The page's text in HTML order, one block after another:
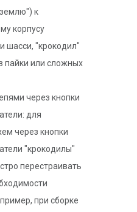
к
корпусу
шасси, "крокодил"
пайки или сложных
через кнопки
для
через кнопки
"крокодилы"
перестраивать
при сборке